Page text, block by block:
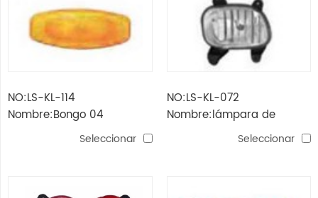
NO:LS-KL-114
Nombre:Bongo 04
'lámpara lateralSeleccionar
NO:LS-KL-072
Nombre:lámpara de
niebla bongo 04 'Seleccionar